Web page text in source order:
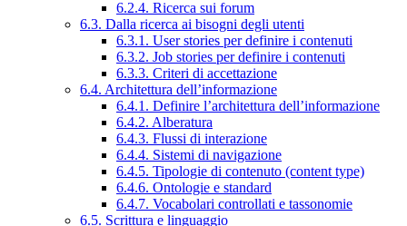
6.2.4. Ricerca sui forum
6.3. Dalla ricerca ai bisogni degli utenti
6.3.1. User stories per definire i contenuti
6.3.2. Job stories per definire i contenuti
6.3.3. Criteri di accettazione
6.4. Architettura dell’informazione
6.4.1. Definire l’architettura dell’informazione
6.4.2. Alberatura
6.4.3. Flussi di interazione
6.4.4. Sistemi di navigazione
6.4.5. Tipologie di contenuto (content type)
6.4.6. Ontologie e standard
6.4.7. Vocabolari controllati e tassonomie
6.5. Scrittura e linguaggio